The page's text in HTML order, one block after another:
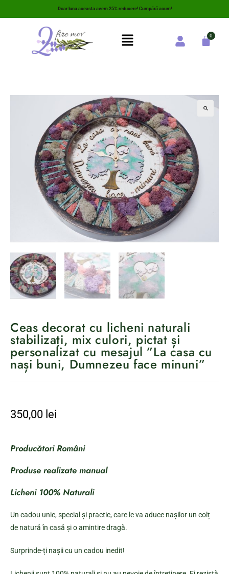
Doar luna aceasta avem 25% reducere! Cumpără acum!
Ceas decorat cu licheni naturali
stabilizați, mix culori, pictat și
personalizat cu mesajul ”La casa cu
nași buni, Dumnezeu face minuni”
350,00 lei
Producători Români
Produse realizate manual
Licheni 100% Naturali
Un cadou unic, special și practic, care le va aduce nașilor un colț
de natură în casă și o amintire dragă.
Surprinde-ți nașii cu un cadou inedit!